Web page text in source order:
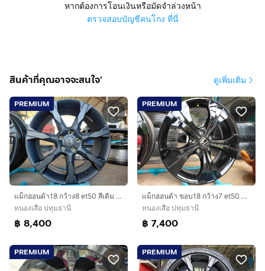
หากต้องการโอนเงินหรือมัดจำล่วงหน้า
ตรวจสอบบัญชีคนโกง ที่นี่
สินค้าที่คุณอาจจะสนใจ' ดูเพิ่มเติม
PREMIUM
แม็กฮอนด้า18 กว้าง8 et50 สีเดิม ใส่ accord CRV civic HRVอื่นๆ 5 รู 114
หนองเสือ ปทุมธานี
฿ 8,400
PREMIUM
แม็กฮอนด้า ขอบ18 กว้าง7 et50 สีอบpowder coat ใส่CRV accord HRV อื่นๆ 5 รู 114
หนองเสือ ปทุมธานี
฿ 7,400
PREMIUM PREMIUM